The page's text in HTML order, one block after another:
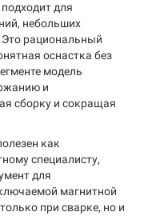
для
небольших
рациональный
оснастка без
модель
и
сборку и сокращая
как
специалисту,
для
магнитной
при сварке, но и